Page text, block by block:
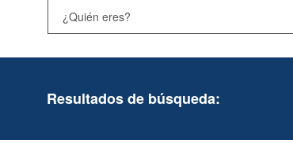
Resultados de búsqueda: